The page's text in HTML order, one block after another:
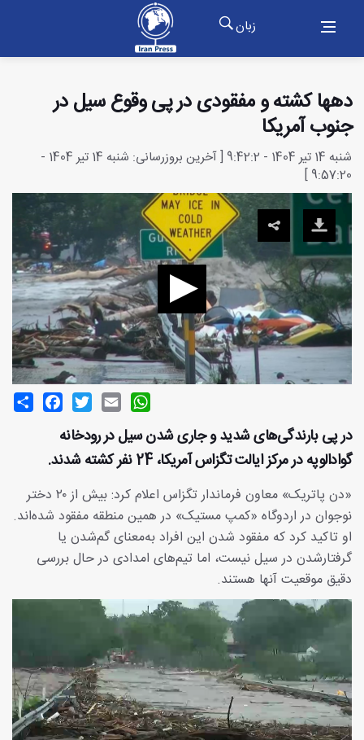
زبان
دهها کشته و مفقودی در پی وقوع سیل در
جنوب آمریکا
شنبه 14 تیر 1404 - 9:42:2 [ آخرین بروزرسانی: شنبه 14 تیر 1404 -
9:57:20 ]
Share
FacebookTwitterEmail
WhatsApp
در پی بارندگی‌های شدید و جاری شدن سیل در رودخانه
گوادالوپه در مرکز ایالت تگزاس آمریکا، 24 نفر کشته شدند.
«دن پاتریک» معاون فرماندار تگزاس اعلام کرد: بیش از ۲۰ دختر
نوجوان در اردوگاه «کمپ مستیک» در همین منطقه مفقود شده‌اند.
او تاکید کرد که مفقود شدن این افراد به‌معنای گم‌شدن یا
گرفتارشدن در سیل نیست، اما تیم‌های امدادی در حال بررسی
دقیق موقعیت آنها هستند.